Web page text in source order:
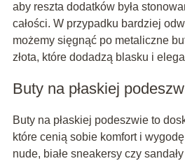
aby reszta dodatków była
całości. W przypadku bardziej
możemy sięgnąć po metaliczne
złota, które dodadzą blasku i
Buty na płaskiej
Buty na płaskiej podeszwie to
które cenią sobie komfort i
nude, białe sneakersy czy